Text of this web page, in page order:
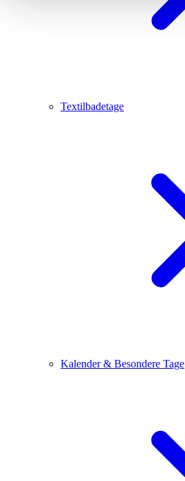
Textilbadetage
Kalender & Besondere Tage